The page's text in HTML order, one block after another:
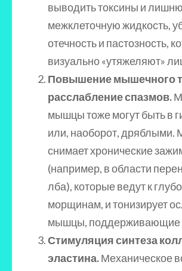
выводить токсины и
межклеточную жидкость,
отечность и пастозность,
визуально «утяжеляют»
Повышение мышечного
расслабление спазмов.
мышцы тоже могут быть в
или, наоборот, дряблыми.
снимает хронические
(например, в области
лба), которые ведут к
морщинам, и тонизирует
мышцы, поддерживающие
Стимуляция синтеза
эластина.Механическое